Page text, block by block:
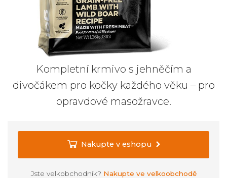
Kompletní krmivo s jehněčím a
divočákem pro kočky každého věku – pro
opravdové masožravce.
Nakupte v eshopu
Jste velkobchodník? Nakupte ve velkoobchodě